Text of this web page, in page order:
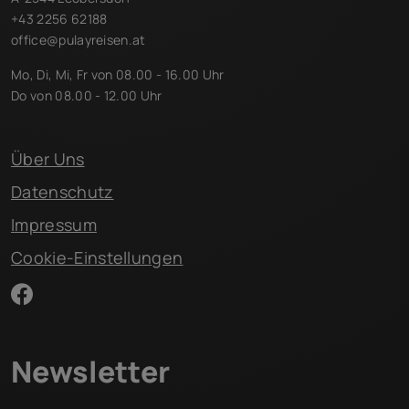
Newsletter
+43 2256 62188
office@pulayreisen.at
Mo, Di, Mi, Fr von 08.00 - 16.00 Uhr
Do von 08.00 - 12.00 Uhr
Über Uns
Datenschutz
Impressum
Cookie-Einstellungen